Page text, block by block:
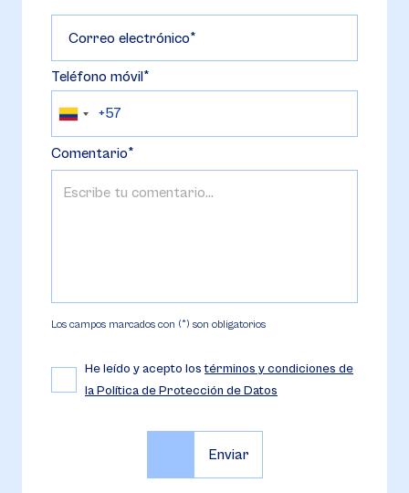
Correo electrónico
Teléfono móvil
Comentario
Los campos marcados con (*) son obligatorios
He leído y acepto lostérminos y condiciones de
la Política de Protección de Datos